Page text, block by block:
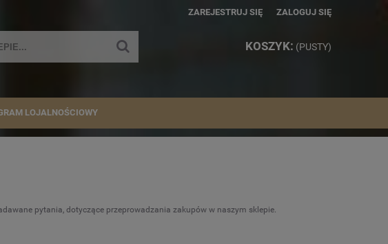
ZAREJESTRUJ SIĘ ZALOGUJ SIĘ
KOSZYK: (PUSTY)
LOJALNOŚCIOWY
pytania, dotyczące przeprowadzania zakupów w naszym sklepie.